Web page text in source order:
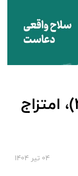
روایت بشارت فتح (۲)، امتزاج
04 تير 1404